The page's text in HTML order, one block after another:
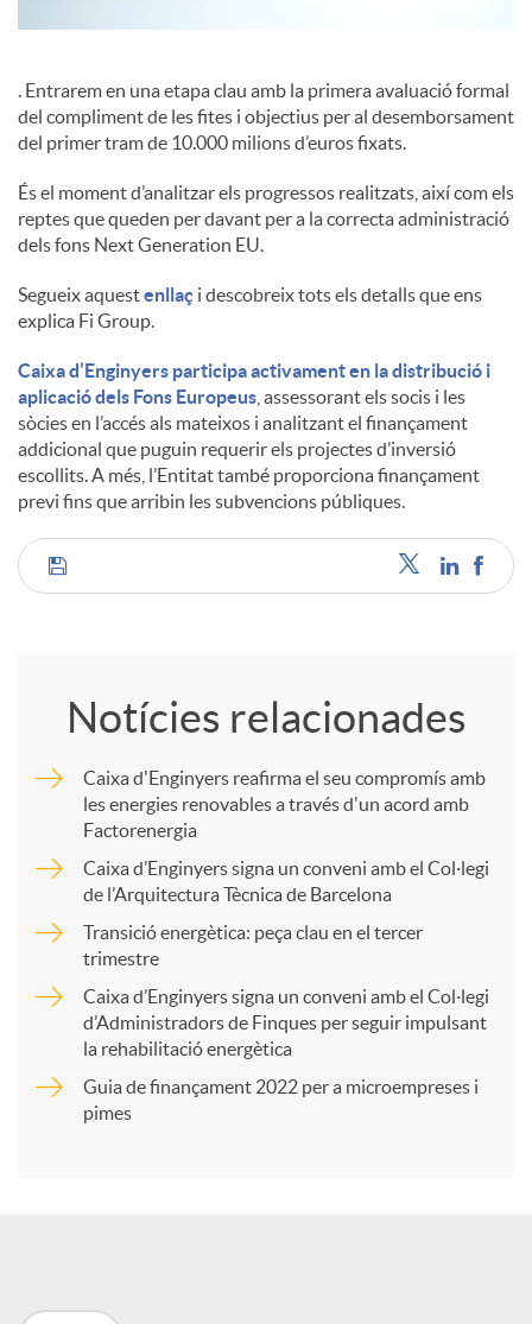
. Entrarem en una etapa clau amb la primera avaluació formal
del compliment de les fites i objectius per al desemborsament
del primer tram de 10.000 milions d’euros fixats.
És el moment d’analitzar els progressos realitzats, així com els
reptes que queden per davant per a la correcta administració
dels fons Next Generation EU.
Segueix aquestenllaç i descobreix tots els detalls que ens
explica Fi Group.
Caixa d’Enginyers participa activament en la distribució i
aplicació dels Fons Europeus , assessorant els socis i les
sòcies en l’accés als mateixos i analitzant el finançament
addicional que puguin requerir els projectes d’inversió
escollits. A més, l’Entitat també proporciona finançament
previ fins que arribin les subvencions públiques.
C
r
Notícies relacionades
Caixa d'Enginyers reafirma el seu compromís amb
les energies renovables a través d'un acord amb
Factorenergia
Caixa d’Enginyers signa un conveni amb el Col·legi
de l’Arquitectura Tècnica de Barcelona
Transició energètica: peça clau en el tercer
trimestre
Caixa d’Enginyers signa un conveni amb el Col·legi
d’Administradors de Finques per seguir impulsant
la rehabilitació energètica
Guia de finançament 2022 per a microempreses i
pimes